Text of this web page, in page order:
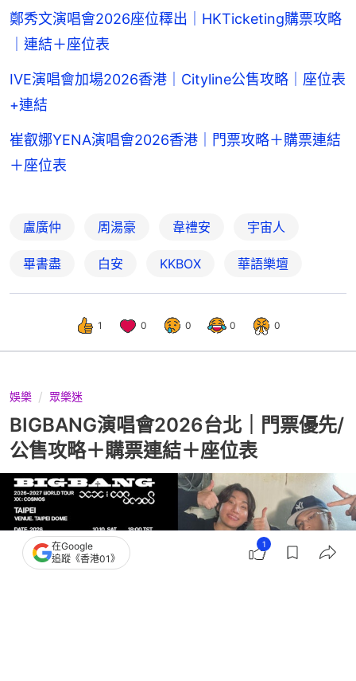
鄭秀文演唱會2026座位䆁出｜HKTicketing購票攻略
｜連結＋座位表
IVE演唱會加場2026香港｜Cityline公售攻略｜座位表
+連結
崔叡娜YENA演唱會2026香港｜門票攻略＋購票連結
＋座位表
盧廣仲 周湯豪 韋禮安 宇宙人
畢書盡 白安 KKBOX 華語樂壇
1 0 0 0 0
娛樂 眾樂迷
BIGBANG演唱會2026台北｜門票優先/
公售攻略＋購票連結＋座位表
在Google
追蹤《香港01》
1